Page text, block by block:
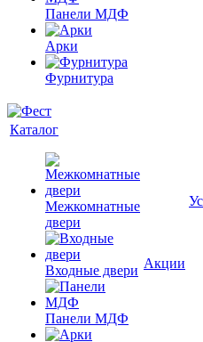
Панели МДФ
Арки
Фурнитура
Каталог
Межкомнатные
двери
Входные двери
Панели МДФ
Акции